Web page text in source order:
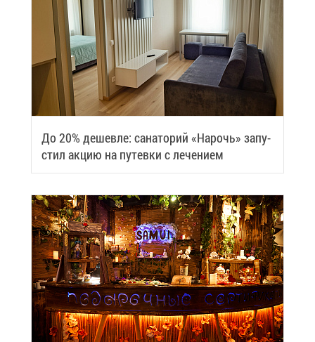
До 20% де­шев­ле: са­на­то­рий «На­рочь» за­пу­
стил ак­цию на пу­тев­ки с ле­че­ни­ем